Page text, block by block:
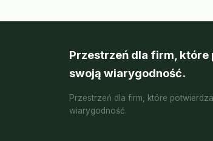
Przestrzeń dla firm, które
swoją wiarygodność.
Przestrzeń dla firm, które
wiarygodność.